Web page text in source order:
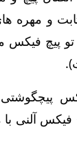
و مهره
پیچ فیکس
فیکس آلنی